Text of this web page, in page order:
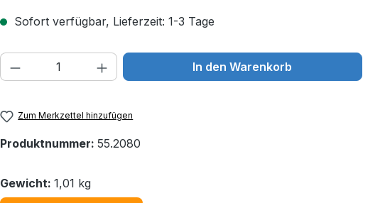
Sofort verfügbar, Lieferzeit: 1-3 Tage
Produkt Anzahl: Gib den gewünschten Wert
In den Warenkorb
Zum Merkzettel hinzufügen
Produktnummer: 55.2080
Gewicht: 1,01 kg